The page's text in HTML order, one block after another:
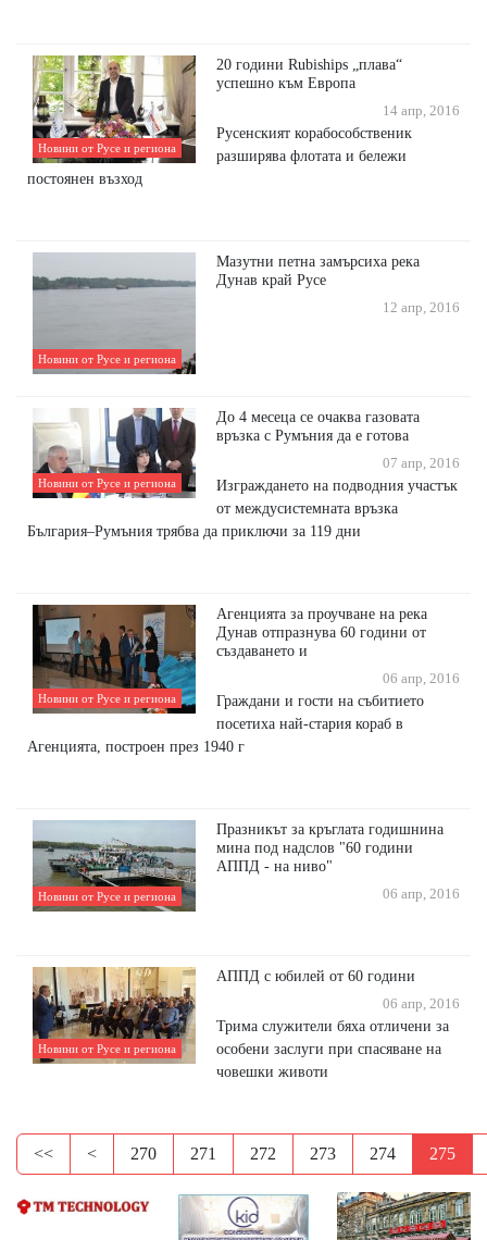
Новини от Русе и региона
20 години Rubiships „плава“
успешно към Европа
14 апр, 2016
Русенският корабособственик
разширява флотата и бележи
постоянен възход
Новини от Русе и региона
Мазутни петна замърсиха река
Дунав край Русе
12 апр, 2016
Новини от Русе и региона
До 4 месеца се очаква газовата
връзка с Румъния да е готова
07 апр, 2016
Изграждането на подводния участък
от междусистемната връзка
България–Румъния трябва да приключи за 119 дни
Новини от Русе и региона
Агенцията за проучване на река
Дунав отпразнува 60 години от
създаването и
06 апр, 2016
Граждани и гости на събитието
посетиха най-стария кораб в
Агенцията, построен през 1940 г
Новини от Русе и региона
Празникът за кръглата годишнина
мина под надслов "60 години
АППД - на ниво"
06 апр, 2016
Новини от Русе и региона
АППД с юбилей от 60 години
06 апр, 2016
Трима служители бяха отличени за
особени заслуги при спасяване на
човешки животи
<< < 270 271 272 273 274 275